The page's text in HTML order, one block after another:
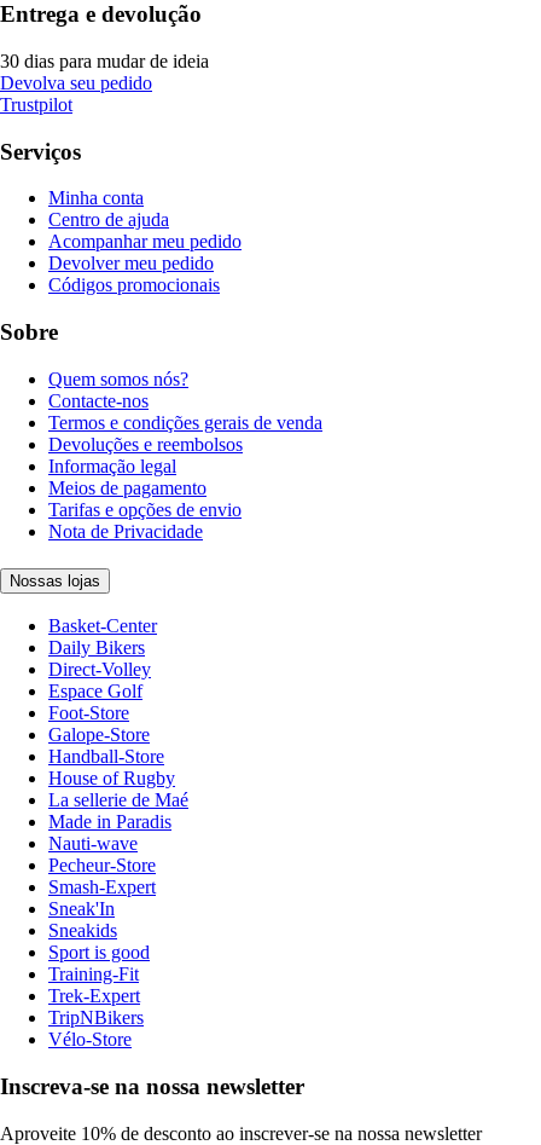
Entrega e devolução
30 dias para mudar de ideia
Devolva seu pedido
Trustpilot
Serviços
Minha conta
Centro de ajuda
Acompanhar meu pedido
Devolver meu pedido
Códigos promocionais
Sobre
Quem somos nós?
Contacte-nos
Termos e condições gerais de venda
Devoluções e reembolsos
Informação legal
Meios de pagamento
Tarifas e opções de envio
Nota de Privacidade
Nossas lojas
Basket-Center
Daily Bikers
Direct-Volley
Espace Golf
Foot-Store
Galope-Store
Handball-Store
House of Rugby
La sellerie de Maé
Made in Paradis
Nauti-wave
Pecheur-Store
Smash-Expert
Sneak'In
Sneakids
Sport is good
Training-Fit
Trek-Expert
TripNBikers
Vélo-Store
Inscreva-se na nossa newsletter
Aproveite 10% de desconto ao inscrever-se na nossa newsletter